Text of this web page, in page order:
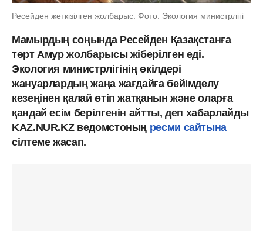
Ресейден жеткізілген жолбарыс. Фото: Экология министрлігі
Мамырдың соңында Ресейден Қазақстанға
төрт Амур жолбарысы жіберілген еді.
Экология министрлігінің өкілдері
жануарлардың жаңа жағдайға бейімделу
кезеңінен қалай өтіп жатқанын және оларға
қандай есім берілгенін айтты, деп хабарлайды
KAZ.NUR.KZ ведомстоның ресми сайтына
сілтеме жасап.